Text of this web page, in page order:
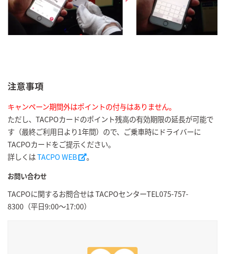
注意事項
キャンペーン期間外はポイントの付与はありません。
ただし、TACPOカードのポイント残高の有効期限の延長が可能で
す（最終ご利用日より1年間）ので、ご乗車時にドライバーに
TACPOカードをご提示ください。
詳しくはTACPO WEB 。
お問い合わせ
TACPOに関するお問合せは TACPOセンターTEL075-757-
8300（平日9:00～17:00）